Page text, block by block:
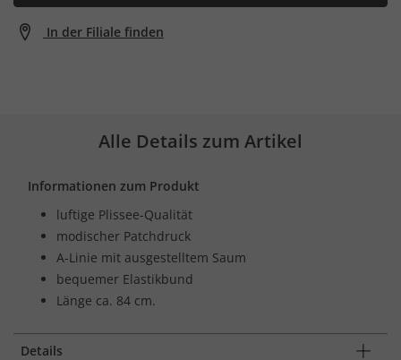
In der Filiale finden
Alle Details zum Artikel
Informationen zum Produkt
luftige Plissee-Qualität
modischer Patchdruck
A-Linie mit ausgestelltem Saum
bequemer Elastikbund
Länge ca. 84 cm.
Details